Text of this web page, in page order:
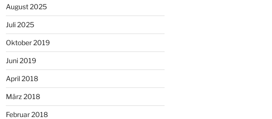
August 2025
Juli 2025
Oktober 2019
Juni 2019
April 2018
März 2018
Februar 2018